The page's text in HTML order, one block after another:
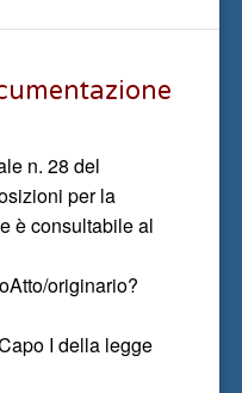
n. 28 del
per la
è consultabile al
originario?
I della legge